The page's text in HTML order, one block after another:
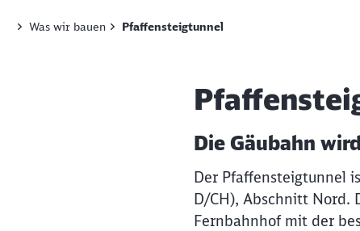
Was wir bauen Pfaffensteigtunnel
Die Gäubahn
Der Pfaffensteigtunnel
D/CH), Abschnitt Nord.
Fernbahnhof mit der